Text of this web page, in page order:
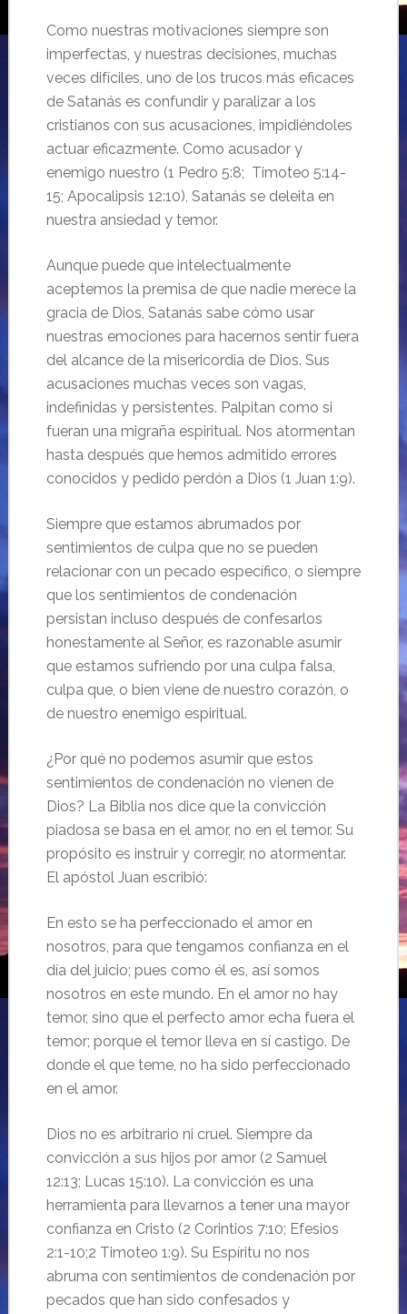
Como nuestras motivaciones siempre son
imperfectas, y nuestras decisiones, muchas
veces difíciles, uno de los trucos más eficaces
de Satanás es confundir y paralizar a los
cristianos con sus acusaciones, impidiéndoles
actuar eficazmente. Como acusador y
enemigo nuestro (1 Pedro 5:8; Timoteo 5:14-
15; Apocalipsis 12:10), Satanás se deleita en
nuestra ansiedad y temor.
Aunque puede que intelectualmente
aceptemos la premisa de que nadie merece la
gracia de Dios, Satanás sabe cómo usar
nuestras emociones para hacernos sentir fuera
del alcance de la misericordia de Dios. Sus
acusaciones muchas veces son vagas,
indefinidas y persistentes. Palpitan como si
fueran una migraña espiritual. Nos atormentan
hasta después que hemos admitido errores
conocidos y pedido perdón a Dios (1 Juan 1:9).
Siempre que estamos abrumados por
sentimientos de culpa que no se pueden
relacionar con un pecado específico, o siempre
que los sentimientos de condenación
persistan incluso después de confesarlos
honestamente al Señor, es razonable asumir
que estamos sufriendo por una culpa falsa,
culpa que, o bien viene de nuestro corazón, o
de nuestro enemigo espiritual.
¿Por qué no podemos asumir que estos
sentimientos de condenación no vienen de
Dios? La Biblia nos dice que la convicción
piadosa se basa en el amor, no en el temor. Su
propósito es instruir y corregir, no atormentar.
El apóstol Juan escribió:
En esto se ha perfeccionado el amor en
nosotros, para que tengamos confianza en el
día del juicio; pues como él es, así somos
nosotros en este mundo. En el amor no hay
temor, sino que el perfecto amor echa fuera el
temor; porque el temor lleva en sí castigo. De
donde el que teme, no ha sido perfeccionado
en el amor.
Dios no es arbitrario ni cruel. Siempre da
convicción a sus hijos por amor (2 Samuel
12:13; Lucas 15:10). La convicción es una
herramienta para llevarnos a tener una mayor
confianza en Cristo (2 Corintios 7:10; Efesios
2:1-10;2 Timoteo 1:9). Su Espíritu no nos
abruma con sentimientos de condenación por
pecados que han sido confesados y